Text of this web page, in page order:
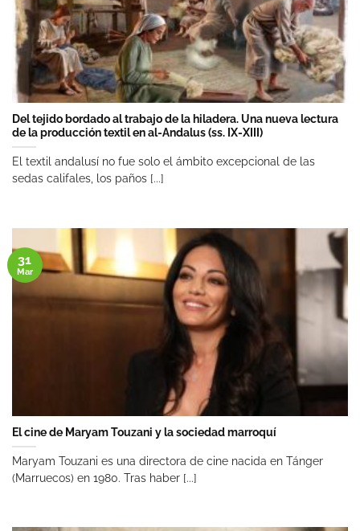
Del tejido bordado al trabajo de la hiladera. Una nueva lectura
de la producción textil en al-Andalus (ss. IX-XIII)
El textil andalusí no fue solo el ámbito excepcional de las
sedas califales, los paños [...]
El cine de Maryam Touzani y la sociedad marroquí
Maryam Touzani es una directora de cine nacida en Tánger
(Marruecos) en 1980. Tras haber [...]
31
Mar